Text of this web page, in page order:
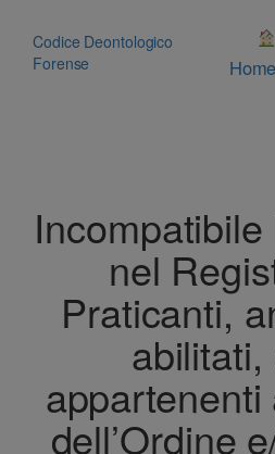
contenuto
Codice Deontologico
Forense
Incompatibile
nel
Praticanti,
abilitati,
dell’Ordine